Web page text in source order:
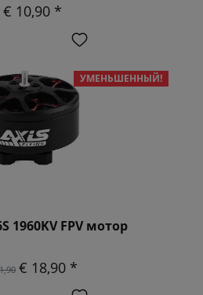
€ 10,90 *
УМЕНЬШЕННЫЙ!
1960KV FPV мотор
€ 18,90 *